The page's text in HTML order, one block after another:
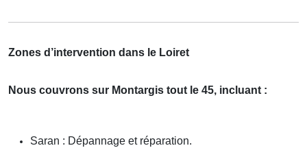
Zones d’intervention dans le Loiret
Nous couvrons sur Montargis tout le 45, incluant :
Saran : Dépannage et réparation.